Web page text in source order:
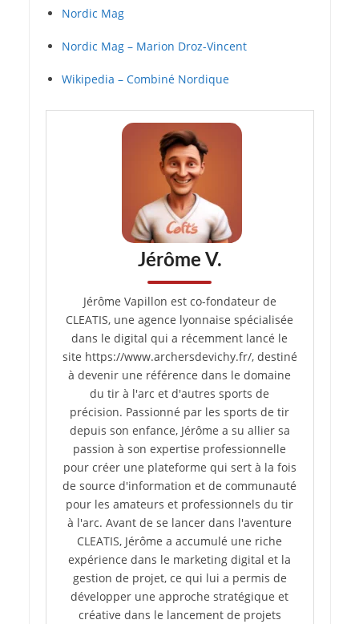
Nordic Mag
Nordic Mag – Marion Droz-Vincent
Wikipedia – Combiné Nordique
Jérôme V.
Jérôme Vapillon est co-fondateur de
CLEATIS, une agence lyonnaise spécialisée
dans le digital qui a récemment lancé le
site https://www.archersdevichy.fr/, destiné
à devenir une référence dans le domaine
du tir à l'arc et d'autres sports de
précision. Passionné par les sports de tir
depuis son enfance, Jérôme a su allier sa
passion à son expertise professionnelle
pour créer une plateforme qui sert à la fois
de source d'information et de communauté
pour les amateurs et professionnels du tir
à l'arc. Avant de se lancer dans l'aventure
CLEATIS, Jérôme a accumulé une riche
expérience dans le marketing digital et la
gestion de projet, ce qui lui a permis de
développer une approche stratégique et
créative dans le lancement de projets